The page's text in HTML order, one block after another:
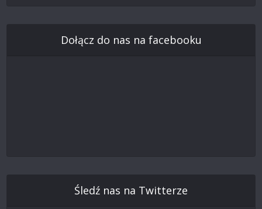
Dołącz do nas na facebooku
Śledź nas na Twitterze